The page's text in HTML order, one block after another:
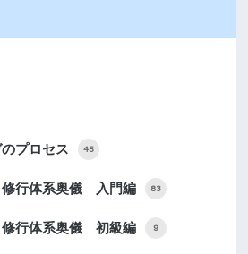
プロセス 45
行体系奥儀 入門編 83
行体系奥儀 初級編 9